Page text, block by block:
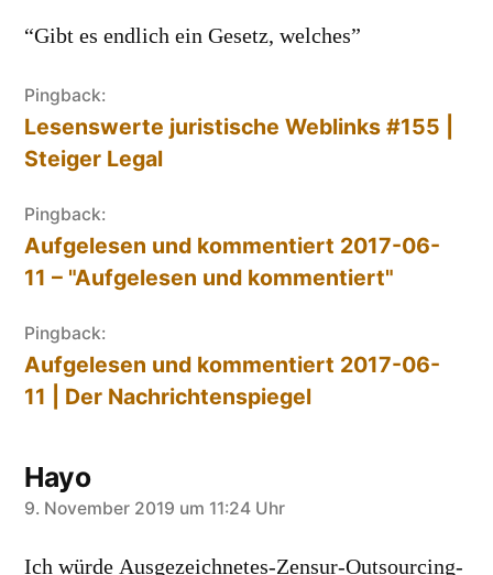
“Gibt es endlich ein Gesetz, welches”
Pingback:
Lesenswerte juristische Weblinks #155 |
Steiger Legal
Pingback:
Aufgelesen und kommentiert 2017-06-
11 – "Aufgelesen und kommentiert"
Pingback:
Aufgelesen und kommentiert 2017-06-
11 | Der Nachrichtenspiegel
Hayo
sagt:
9. November 2019 um 11:24 Uhr
Ich würde Ausgezeichnetes-Zensur-Outsourcing-